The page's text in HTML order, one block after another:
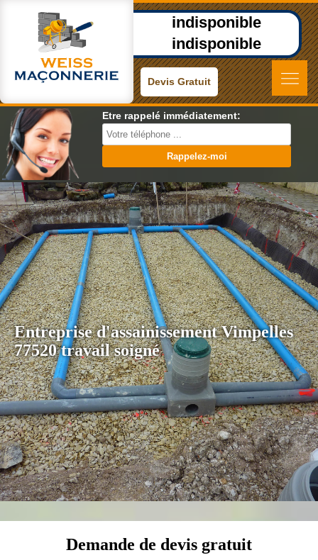
indisponible
indisponible
Devis Gratuit
Etre rappelé immédiatement:
Entreprise d'assainissement Vimpelles
77520 travail soigné
Demande de devis gratuit